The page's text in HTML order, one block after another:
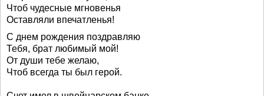
Чтоб чудесные мгновенья
Оставляли впечатленья!
С днем рождения поздравляю
Тебя, брат любимый мой!
От души тебе желаю,
Чтоб всегда ты был герой.